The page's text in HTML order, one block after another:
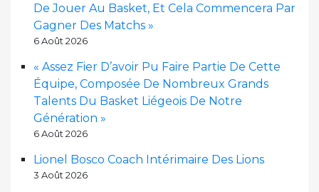
De Jouer Au Basket, Et Cela Commencera Par
Gagner Des Matchs »
6 Août 2026
« Assez Fier D’avoir Pu Faire Partie De Cette
Équipe, Composée De Nombreux Grands
Talents Du Basket Liégeois De Notre
Génération »
6 Août 2026
Lionel Bosco Coach Intérimaire Des Lions
3 Août 2026